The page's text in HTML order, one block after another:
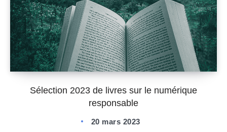
Sélection 2023 de livres sur le numérique
responsable
20 mars 2023